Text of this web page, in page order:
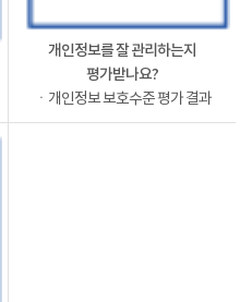
개인정보를 잘 관리하는지
평가받나요?
ㆍ개인정보 보호수준 평가 결과